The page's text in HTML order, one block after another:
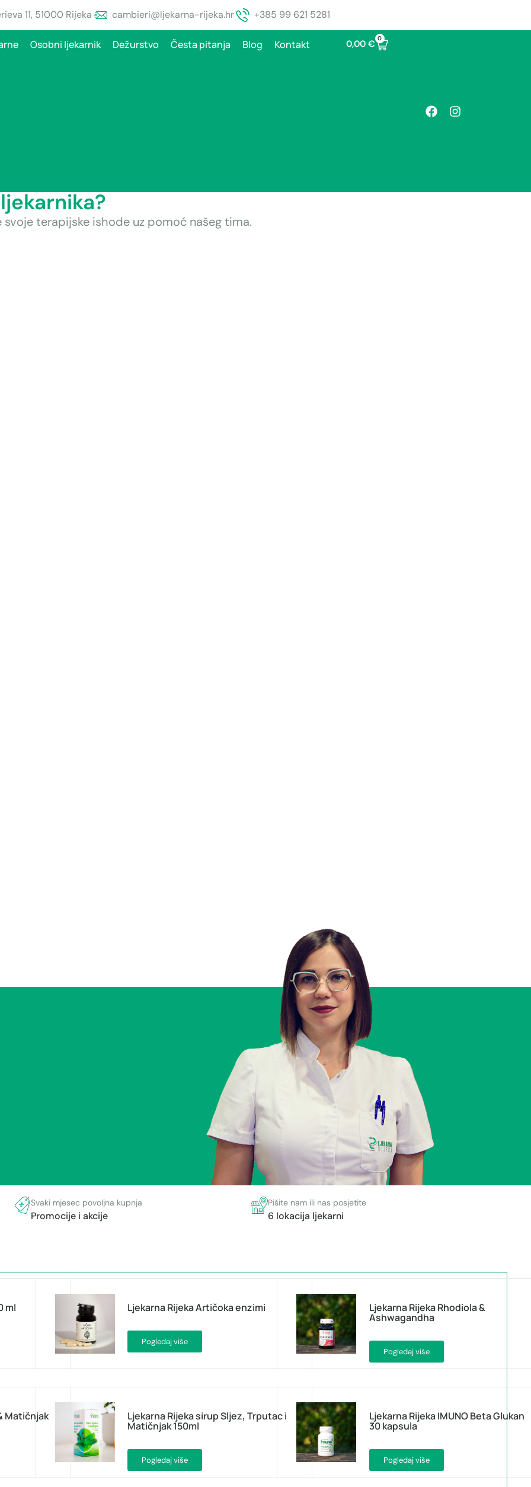
11, 51000 Rijeka cambieri@ljekarna-rijeka.hr +385 99 621 5281
Osobni ljekarnik Dežurstvo Česta pitanja Blog Kontakt 0,00 € 0
terapijske ishode uz pomoć našeg tima.
Svaki mjesec povoljna kupnja
Promocije i akcije
Pišite nam ili nas posjetite
6 lokacija ljekarni
ml Ljekarna Rijeka Artičoka enzimi
Pogledaj više
Ljekarna Rijeka Rhodiola &
Ashwagandha
Pogledaj više
Matičnjak Ljekarna Rijeka sirup Sljez, Trputac i
Matičnjak 150ml
Pogledaj više
Ljekarna Rijeka IMUNO Beta Glukan
30 kapsula
Pogledaj više